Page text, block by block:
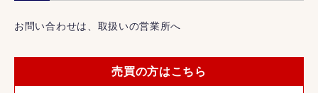
お問い合わせは、取扱いの営業所へ
売買の方はこちら